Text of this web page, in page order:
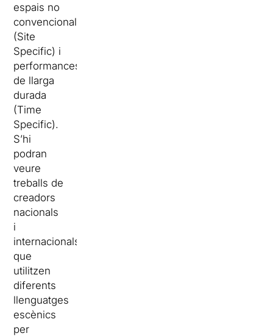
espais no
convencionals
(Site
Specific) i
performances
de llarga
durada
(Time
Specific).
S’hi
podran
veure
treballs de
creadors
nacionals
i
internacionals
que
utilitzen
diferents
llenguatges
escènics
per